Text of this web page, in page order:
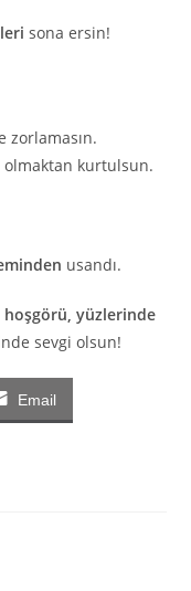
sona ersin!
zorlamasın.
olmaktan kurtulsun.
usandı.
hoşgörü, yüzlerinde
sevgi olsun!
Email